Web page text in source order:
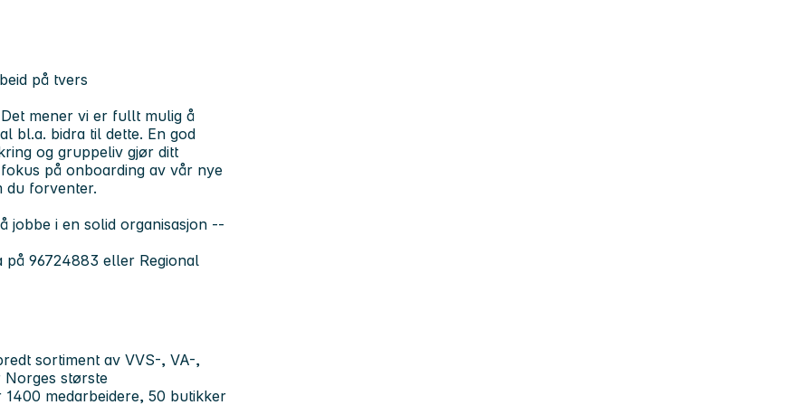
på tvers
mener vi er fullt mulig å
bl.a. bidra til dette. En god
og gruppeliv gjør ditt
på onboarding av vår nye
du forventer.
jobbe i en solid organisasjon --
96724883 eller Regional
sortiment av VVS-, VA-,
største
medarbeidere, 50 butikker